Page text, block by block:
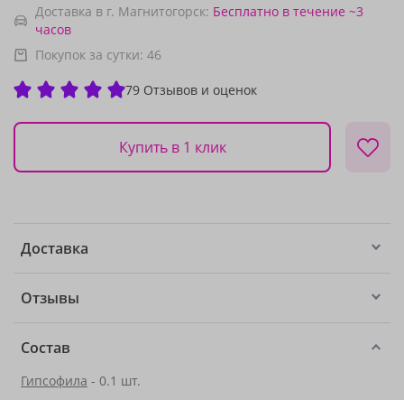
Доставка в г. Магнитогорск: Бесплатно в течение ~3
часов
Покупок за сутки: 46
79 Отзывов и оценок
Купить в 1 клик
Доставка
Отзывы
Состав
Гипсофила - 0.1 шт.